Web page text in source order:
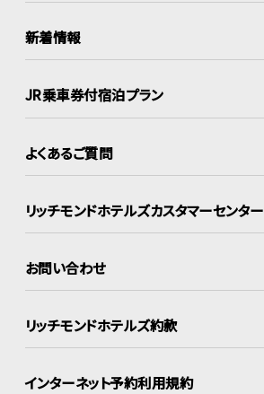
新着情報
JR乗車券付宿泊プラン
よくあるご質問
リッチモンドホテルズカスタマーセンター
お問い合わせ
リッチモンドホテルズ約款
インターネット予約利用規約